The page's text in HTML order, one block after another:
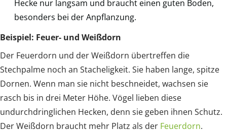
Hecke nur langsam und braucht einen guten Boden,
besonders bei der Anpflanzung.
Beispiel: Feuer- und Weißdorn
Der Feuerdorn und der Weißdorn übertreffen die
Stechpalme noch an Stacheligkeit. Sie haben lange, spitze
Dornen. Wenn man sie nicht beschneidet, wachsen sie
rasch bis in drei Meter Höhe. Vögel lieben diese
undurchdringlichen Hecken, denn sie geben ihnen Schutz.
Der Weißdorn braucht mehr Platz als der Feuerdorn.